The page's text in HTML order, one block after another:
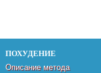
ПОХУДЕНИЕ
Описание метода